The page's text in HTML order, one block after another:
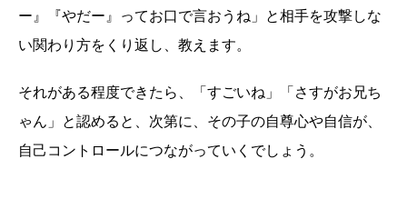
ー』『やだー』ってお口で言おうね」と相手を攻撃しな
い関わり方をくり返し、教えます。
それがある程度できたら、「すごいね」「さすがお兄ち
ゃん」と認めると、次第に、その子の自尊心や自信が、
自己コントロールにつながっていくでしょう。